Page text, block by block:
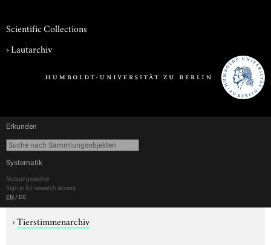
Scientific Collections
›Lautarchiv
Erkunden
Systematik
Nutzungsrechte
Sign in for research access
EN / DE
›Tierstimmenarchiv